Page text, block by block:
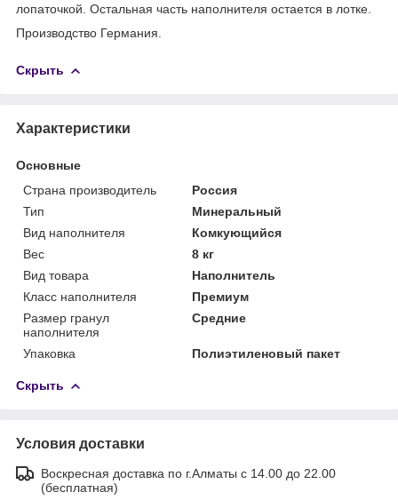
лопаточкой. Остальная часть наполнителя остается в лотке.
Производство Германия.
Скрыть
Характеристики
Основные
Страна производитель
Россия
Тип
Минеральный
Вид наполнителя
Комкующийся
Вес
8 кг
Вид товара
Наполнитель
Класс наполнителя
Премиум
Размер гранул
наполнителя
Средние
Упаковка Полиэтиленовый пакет
Скрыть
Условия доставки
Воскресная доставка по г.Алматы с 14.00 до 22.00
(бесплатная)